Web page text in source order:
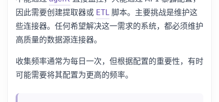
因此需要创建提取器或ETL脚本。主要挑战是维护这
些连接器。任何希望解决这一需求的系统，都必须维护
高质量的数据源连接器。
收集频率通常为每日一次，但根据配置的重要性，有时
可能需要将其配置为更高的频率。